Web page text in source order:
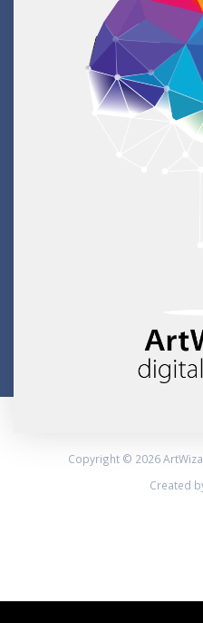
Copyright © 2026
Created